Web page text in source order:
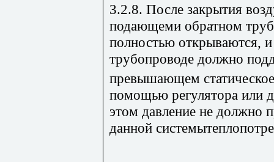
3.2.8. После закрытия
подающеми обратном
полностью открываются,
трубопроводе должно
превышающем
помощью регулятора или
этом давление не должно
данной